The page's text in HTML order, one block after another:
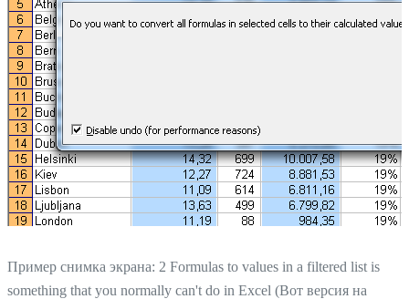
Пример снимка экрана: 2 Formulas to values in a filtered list is
something that you normally can't do in Excel (Вот версия на